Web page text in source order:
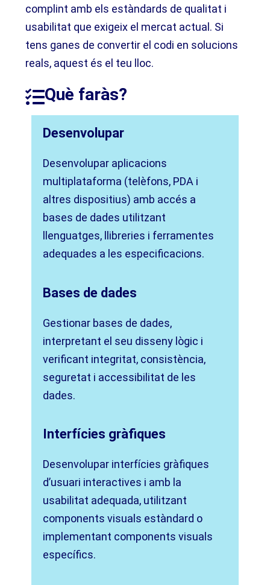
complint amb els estàndards de qualitat i
usabilitat que exigeix el mercat actual. Si
tens ganes de convertir el codi en solucions
reals, aquest és el teu lloc.
Què faràs?
Desenvolupar
Desenvolupar aplicacions
multiplataforma (telèfons, PDA i
altres dispositius) amb accés a
bases de dades utilitzant
llenguatges, llibreries i ferramentes
adequades a les especificacions.
Bases de dades
Gestionar bases de dades,
interpretant el seu disseny lògic i
verificant integritat, consistència,
seguretat i accessibilitat de les
dades.
Interfícies gràfiques
Desenvolupar interfícies gràfiques
d’usuari interactives i amb la
usabilitat adequada, utilitzant
components visuals estàndard o
implementant components visuals
específics.